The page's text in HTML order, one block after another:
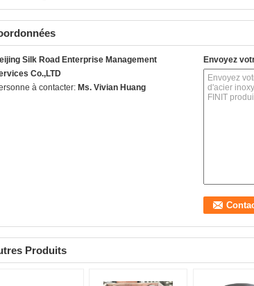
Silk Road Enterprise Management
Co.,LTD
à contacter: Ms. Vivian Huang
Envoyez
Produits